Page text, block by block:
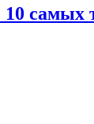
самых